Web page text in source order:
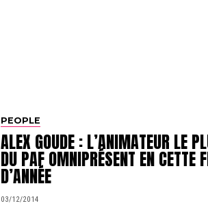
PEOPLE
ALEX GOUDE : L’ANIMATEUR LE
DU PAF OMNIPRÉSENT EN CETTE
D’ANNÉE
03/12/2014